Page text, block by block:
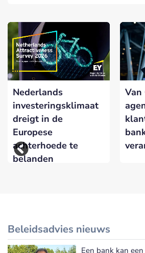
Nederlands
investeringsklimaat
dreigt in de
Europese
achterhoede te
belanden
Van
Beleidsadvies nieuws
Een bank kan